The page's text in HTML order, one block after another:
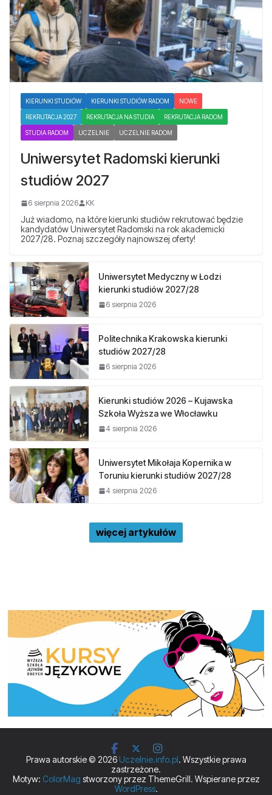
KIERUNKI STUDIÓW KIERUNKI STUDIÓW RADOM NOWE
REKRUTACJA 2027 REKRUTACJA NA STUDIA REKRUTACJA RADOM
STUDIA RADOM UCZELNIE UCZELNIE RADOM
Uniwersytet Radomski kierunki
studiów 2027
6 sierpnia 2026 KK
Już wiadomo, na które kierunki studiów rekrutować będzie
kandydatów Uniwersytet Radomski na rok akademicki
2027/28. Poznaj szczegóły najnowszej oferty!
Uniwersytet Medyczny w Łodzi
kierunki studiów 2027/28
6 sierpnia 2026
Politechnika Krakowska kierunki
studiów 2027/28
6 sierpnia 2026
Kierunki studiów 2026 – Kujawska
Szkoła Wyższa we Włocławku
4 sierpnia 2026
Uniwersytet Mikołaja Kopernika w
Toruniu kierunki studiów 2027/28
4 sierpnia 2026
więcej artykułów
Prawa autorskie © 2026 Uczelnie.info.pl. Wszystkie prawa
zastrzeżone.
Motyw: ColorMag stworzony przez ThemeGrill. Wspierane przez
WordPress.